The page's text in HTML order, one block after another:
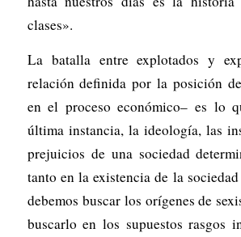
clases».
La batalla entre explotados y
relación definida por la posición
en el proceso económico– es lo
última instancia, la ideología, las
prejuicios de una sociedad
tanto en la existencia de la
debemos buscar los orígenes de
buscarlo en los supuestos rasgos